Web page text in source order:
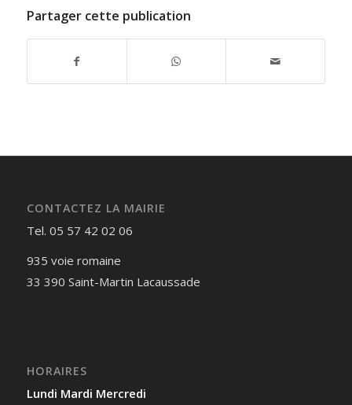
Partager cette publication
CONTACTEZ LA MAIRIE
Tel. 05 57 42 02 06
935 voie romaine
33 390 Saint-Martin Lacaussade
HORAIRES
Lundi Mardi Mercredi